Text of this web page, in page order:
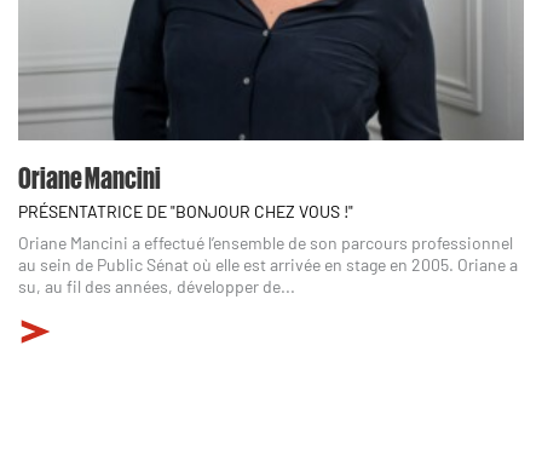
Oriane Mancini
PRÉSENTATRICE DE "BONJOUR CHEZ VOUS !"
Oriane Mancini a effectué l’ensemble de son parcours professionnel
au sein de Public Sénat où elle est arrivée en stage en 2005. Oriane a
su, au fil des années, développer de...